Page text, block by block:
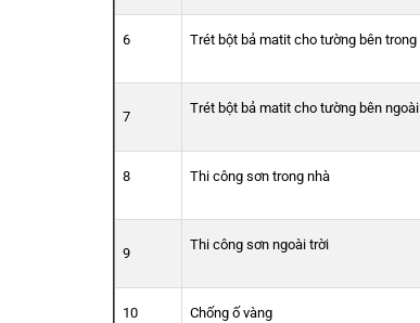
6 Trét bột bả matit cho tường bên trong
7
Trét bột bả matit cho tường bên ngoài
8 Thi công sơn trong nhà
9
Thi công sơn ngoài trời
10 Chống ố vàng